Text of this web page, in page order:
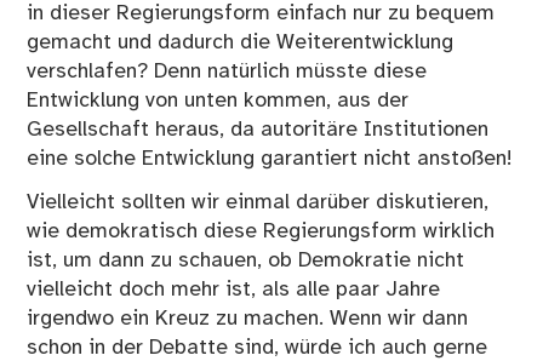
in dieser Regierungsform einfach nur zu bequem
gemacht und dadurch die Weiterentwicklung
verschlafen? Denn natürlich müsste diese
Entwicklung von unten kommen, aus der
Gesellschaft heraus, da autoritäre Institutionen
eine solche Entwicklung garantiert nicht anstoßen!
Vielleicht sollten wir einmal darüber diskutieren,
wie demokratisch diese Regierungsform wirklich
ist, um dann zu schauen, ob Demokratie nicht
vielleicht doch mehr ist, als alle paar Jahre
irgendwo ein Kreuz zu machen. Wenn wir dann
schon in der Debatte sind, würde ich auch gerne